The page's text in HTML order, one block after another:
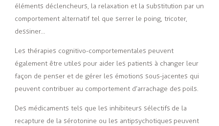
éléments déclencheurs, la relaxation et la substitution par un
comportement alternatif tel que serrer le poing, tricoter,
dessiner…
Les thérapies cognitivo-comportementales peuvent
également être utiles pour aider les patients à changer leur
façon de penser et de gérer les émotions sous-jacentes qui
peuvent contribuer au comportement d’arrachage des poils.
Des médicaments tels que les inhibiteurs sélectifs de la
recapture de la sérotonine ou les antipsychotiques peuvent